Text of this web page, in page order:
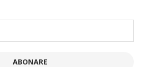
ABONARE